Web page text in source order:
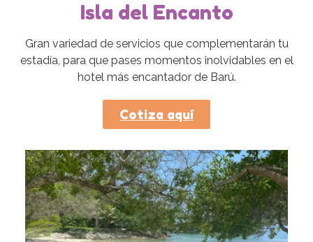
Isla del Encanto
Gran variedad de servicios que complementarán tu
estadía, para que pases momentos inolvidables en el
hotel más encantador de Barú.
Cotiza aquí